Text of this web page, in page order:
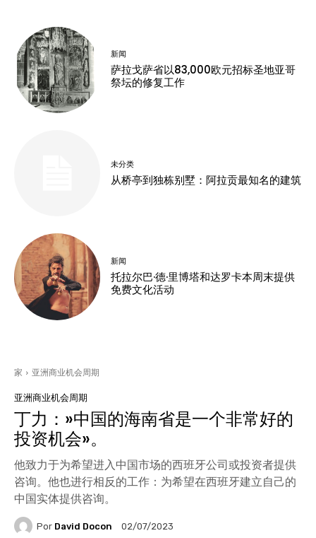
新闻
萨拉戈萨省以83,000欧元招标圣地亚哥
祭坛的修复工作
未分类
从桥亭到独栋别墅：阿拉贡最知名的建筑
新闻
托拉尔巴·德·里博塔和达罗卡本周末提供
免费文化活动